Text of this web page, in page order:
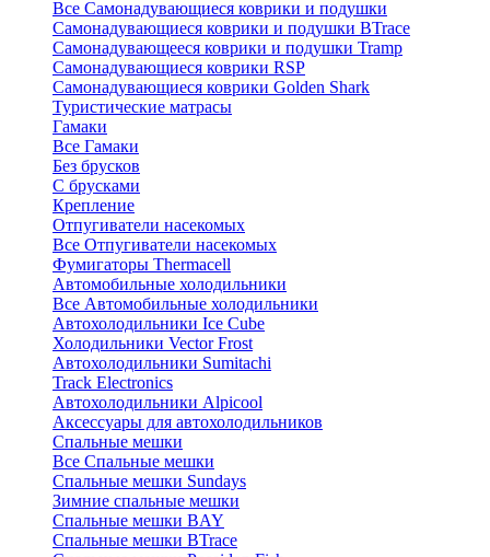
Все Самонадувающиеся коврики и подушки
Самонадувающиеся коврики и подушки BTrace
Самонадувающееся коврики и подушки Tramp
Самонадувающиеся коврики RSP
Самонадувающиеся коврики Golden Shark
Туристические матрасы
Гамаки
Все Гамаки
Без брусков
С брусками
Крепление
Отпугиватели насекомых
Все Отпугиватели насекомых
Фумигаторы Thermacell
Автомобильные холодильники
Все Автомобильные холодильники
Автохолодильники Ice Cube
Холодильники Vector Frost
Автохолодильники Sumitachi
Track Electronics
Автохолодильники Alpicool
Аксессуары для автохолодильников
Спальные мешки
Все Спальные мешки
Спальные мешки Sundays
Зимние спальные мешки
Спальные мешки BAY
Спальные мешки BTrace